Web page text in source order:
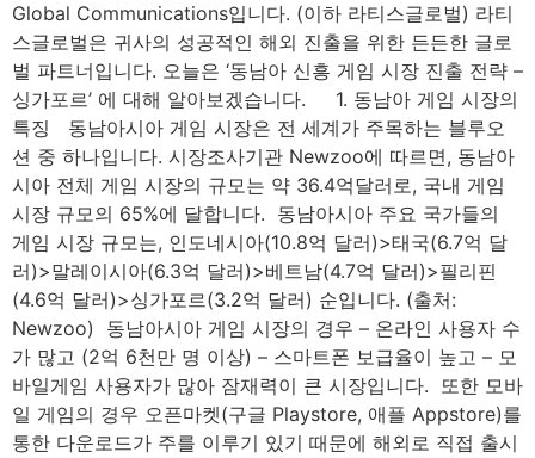
Global Communications입니다. (이하 라티스글로벌) 라티
스글로벌은 귀사의 성공적인 해외 진출을 위한 든든한 글로
벌 파트너입니다. 오늘은 ‘동남아 신흥 게임 시장 진출 전략 –
싱가포르’ 에 대해 알아보겠습니다. 1. 동남아 게임 시장의
특징 동남아시아 게임 시장은 전 세계가 주목하는 블루오
션 중 하나입니다. 시장조사기관 Newzoo에 따르면, 동남아
시아 전체 게임 시장의 규모는 약 36.4억달러로, 국내 게임
시장 규모의 65%에 달합니다. ​ 동남아시아 주요 국가들의
게임 시장 규모는, 인도네시아(10.8억 달러)>태국(6.7억 달
러)>말레이시아(6.3억 달러)>베트남(4.7억 달러)>필리핀
(4.6억 달러)>싱가포르(3.2억 달러) 순입니다. (출처:
Newzoo) ​ 동남아시아 게임 시장의 경우 – 온라인 사용자 수
가 많고 (2억 6천만 명 이상) – 스마트폰 보급율이 높고 – 모
바일게임 사용자가 많아 잠재력이 큰 시장입니다. ​ 또한 모바
일 게임의 경우 오픈마켓(구글 Playstore, 애플 Appstore)를
통한 다운로드가 주를 이루기 있기 때문에 해외로 직접 출시